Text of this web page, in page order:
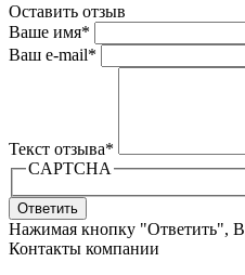
Оставить отзыв
Ваше имя*
Ваш e-mail*
Текст отзыва*
CAPTCHA
Ответить
Нажимая кнопку "Ответить",
Контакты компании